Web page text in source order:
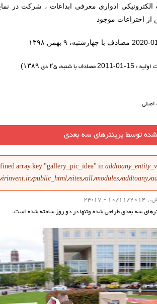
الکترونیکی ادواری معرفی ابداعات ، شرکت در
از اختراعات موجود
2011-01-15مصادف با شنبه،۲۵دی۱۳۸۹)
توسط پرینترهای سه بعدی
array key "gallery_pic_idea" in
public_html/sites/all/modules/addtoany/
- 23:17
سه بعدی طراحی شده وتنها در دو روز ساخته شده است.